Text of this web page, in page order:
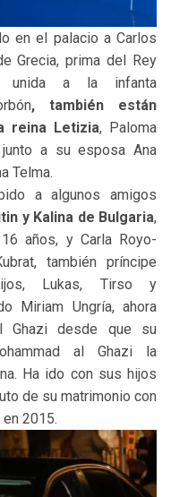
en el palacio a Carlos
Grecia, prima del Rey
unida a la infanta
, también están
reina Letizia, Paloma
a su esposa Ana
Telma.
a algunos amigos
y Kalina de Bulgaria,
años, y Carla Royo-
también príncipe
Lukas, Tirso y
Miriam Ungría, ahora
Ghazi desde que su
al Ghazi la
Ha ido con sus hijos
de su matrimonio con
2015.